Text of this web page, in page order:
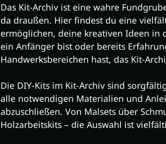
Das Kit-Archiv ist eine wahre
da draußen. Hier findest du eine
ermöglichen, deine kreativen Ideen in
ein Anfänger bist oder bereits
Handwerksbereichen hast, das Kit-
Die DIY-Kits im Kit-Archiv sind
alle notwendigen Materialien und
abzuschließen. Von Malsets über
Holzarbeitskits – die Auswahl ist